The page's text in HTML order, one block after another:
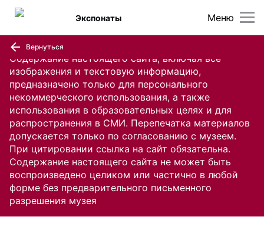
Содержание настоящего сайта, включая все
изображения и текстовую информацию,
предназначено только для персонального
некоммерческого использования, а также
использования в образовательных целях и для
распространения в СМИ. Перепечатка материалов
допускается только по согласованию с музеем.
При цитировании ссылка на сайт обязательна.
Содержание настоящего сайта не может быть
воспроизведено целиком или частично в любой
форме без предварительного письменного
разрешения музея
Меню
Экспонаты
Вернуться